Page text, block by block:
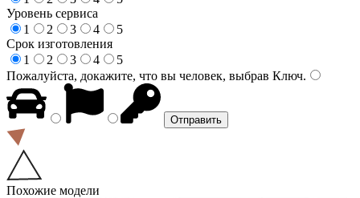
Уровень сервиса
1
2 3 4
5
Срок изготовления
1
2 3 4
5
Пожалуйста, докажите, что вы человек, выбрав Ключ.
Похожие модели